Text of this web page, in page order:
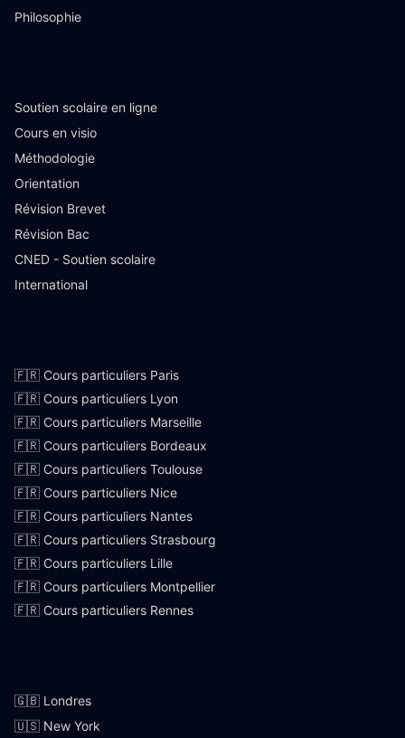
Philosophie
Soutien scolaire en ligne
Cours en visio
Méthodologie
Orientation
Révision Brevet
Révision Bac
CNED - Soutien scolaire
International
🇫🇷 Cours particuliers Paris
🇫🇷 Cours particuliers Lyon
🇫🇷 Cours particuliers Marseille
🇫🇷 Cours particuliers Bordeaux
🇫🇷 Cours particuliers Toulouse
🇫🇷 Cours particuliers Nice
🇫🇷 Cours particuliers Nantes
🇫🇷 Cours particuliers Strasbourg
🇫🇷 Cours particuliers Lille
🇫🇷 Cours particuliers Montpellier
🇫🇷 Cours particuliers Rennes
🇬🇧 Londres
🇺🇸 New York